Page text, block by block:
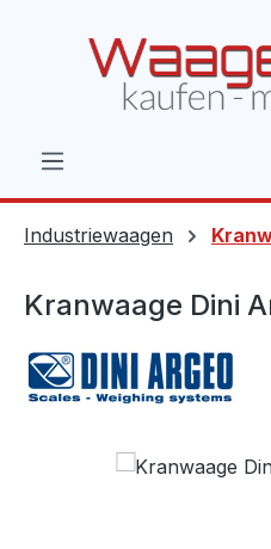
Industriewaagen
Kranwaage Dini
Bildergalerie überspringen